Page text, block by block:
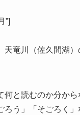
”]
天竜川（佐久間湖）
何と読むのか分から
ろう」「そごろく